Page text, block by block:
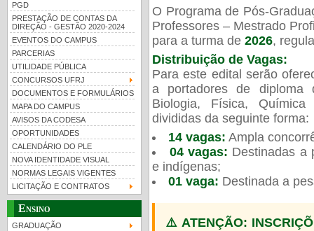
PGD
PRESTAÇÃO DE CONTAS DA
DIREÇÃO - GESTÃO 2020-2024
EVENTOS DO CAMPUS
PARCERIAS
UTILIDADE PÚBLICA
CONCURSOS UFRJ
DOCUMENTOS E FORMULÁRIOS
MAPA DO CAMPUS
AVISOS DA CODESA
OPORTUNIDADES
CALENDÁRIO DO PLE
NOVA IDENTIDADE VISUAL
NORMAS LEGAIS VIGENTES
LICITAÇÃO E CONTRATOS
Ensino
GRADUAÇÃO
O Programa de Pós-
Professores – Mestrado
para a turma de 2026,
Distribuição de Vagas:
Para este edital serão
a portadores de diploma
Biologia, Física,
divididas da seguinte forma:
14 vagas: Ampla
04 vagas: Destinadas a
e indígenas;
01 vaga: Destinada a
⚠️ ATENÇÃO:
Guia de boas práticas
UFRJ 100 anos